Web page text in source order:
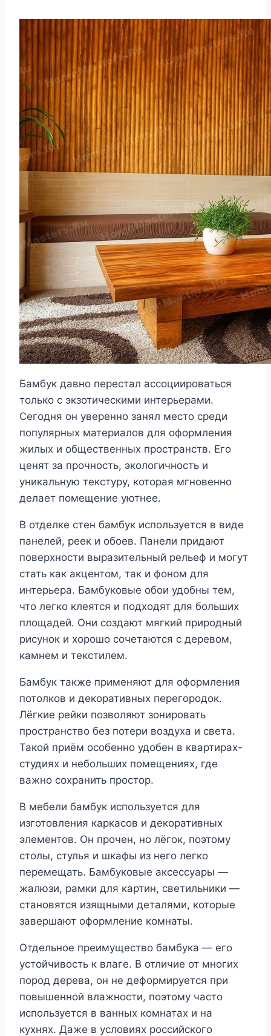
Бамбук давно перестал ассоциироваться
только с экзотическими интерьерами.
Сегодня он уверенно занял место среди
популярных материалов для оформления
жилых и общественных пространств. Его
ценят за прочность, экологичность и
уникальную текстуру, которая мгновенно
делает помещение уютнее.
В отделке стен бамбук используется в виде
панелей, реек и обоев. Панели придают
поверхности выразительный рельеф и могут
стать как акцентом, так и фоном для
интерьера. Бамбуковые обои удобны тем,
что легко клеятся и подходят для больших
площадей. Они создают мягкий природный
рисунок и хорошо сочетаются с деревом,
камнем и текстилем.
Бамбук также применяют для оформления
потолков и декоративных перегородок.
Лёгкие рейки позволяют зонировать
пространство без потери воздуха и света.
Такой приём особенно удобен в квартирах-
студиях и небольших помещениях, где
важно сохранить простор.
В мебели бамбук используется для
изготовления каркасов и декоративных
элементов. Он прочен, но лёгок, поэтому
столы, стулья и шкафы из него легко
перемещать. Бамбуковые аксессуары —
жалюзи, рамки для картин, светильники —
становятся изящными деталями, которые
завершают оформление комнаты.
Отдельное преимущество бамбука — его
устойчивость к влаге. В отличие от многих
пород дерева, он не деформируется при
повышенной влажности, поэтому часто
используется в ванных комнатах и на
кухнях. Даже в условиях российского